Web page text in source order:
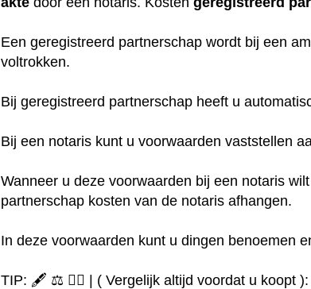
Een geregistreerd partnerschap wordt bij een
voltrokken.
Bij geregistreerd partnerschap heeft u
Bij een notaris kunt u voorwaarden vaststellen
Wanneer u deze voorwaarden bij een notaris
partnerschap kosten van de notaris afhangen.
In deze voorwaarden kunt u dingen benoemen
TIP: 🖋️ ⚖️ ✍🏻 | ( Vergelijk altijd voordat u koopt ):